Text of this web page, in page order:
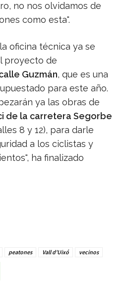
no nos olvidamos de
como esta".
oficina técnica ya se
proyecto de
Guzmán, que es una
para este año.
ya las obras de
de la carretera Segorbe
8 y 12), para darle
a los ciclistas y
ha finalizado
peatones Vall d'Uixó vecinos